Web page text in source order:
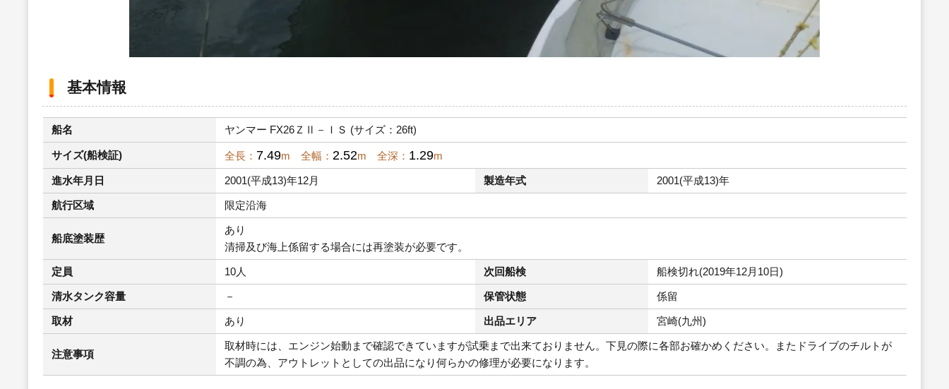
基本情報
船名 ヤンマー FX26ＺⅡ－ＩＳ (サイズ：26ft)
サイズ(船検証) 全長： 7.49m 全幅： 2.52m 全深： 1.29m
進水年月日 2001(平成13)年12月 製造年式 2001(平成13)年
航行区域 限定沿海
船底塗装歴
あり
清掃及び海上係留する場合には再塗装が必要です。
定員 10人 次回船検 船検切れ(2019年12月10日)
清水タンク容量 － 保管状態 係留
取材 あり 出品エリア 宮崎(九州)
注意事項
取材時には、エンジン始動まで確認できていますが試乗まで出来ておりません。下見の際に各部お確かめください。またドライブのチルトが
不調の為、アウトレットとしての出品になり何らかの修理が必要になります。